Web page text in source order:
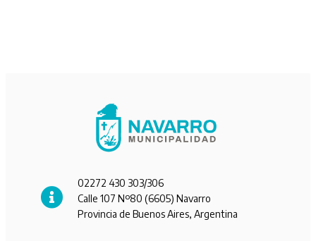
02272 430 303/306
Calle 107 Nº80 (6605) Navarro
Provincia de Buenos Aires, Argentina